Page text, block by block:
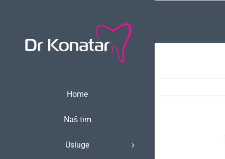
content
Home
Naš tim
Usluge